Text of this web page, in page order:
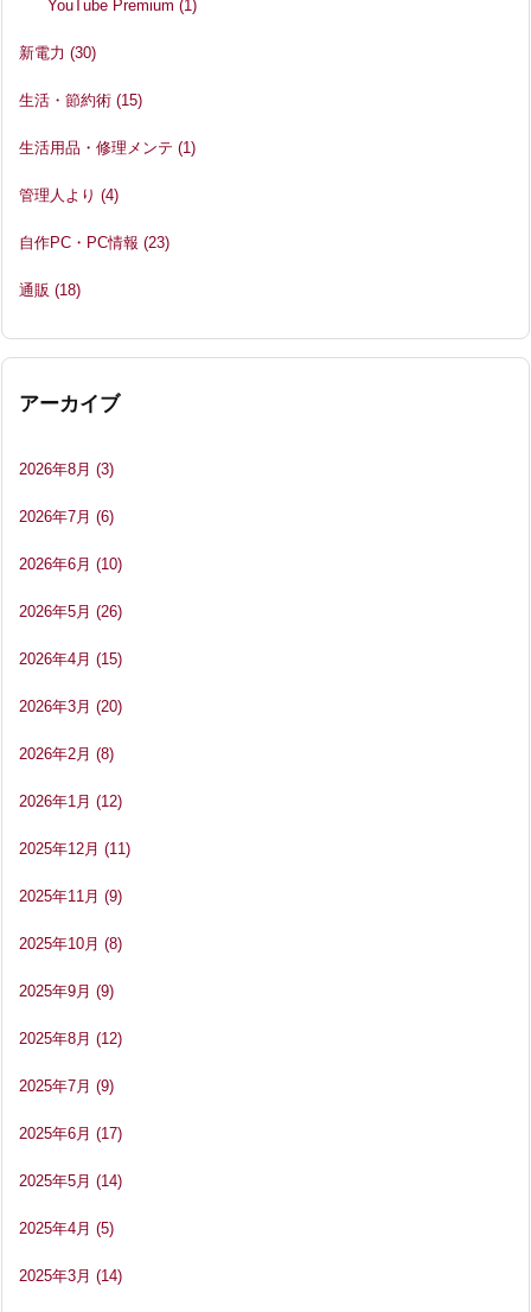
YouTube Premium(1)
新電力 (30)
生活・節約術 (15)
生活用品・修理メンテ (1)
管理人より (4)
自作PC・PC情報 (23)
通販 (18)
アーカイブ
2026年8月 (3)
2026年7月 (6)
2026年6月 (10)
2026年5月 (26)
2026年4月 (15)
2026年3月 (20)
2026年2月 (8)
2026年1月 (12)
2025年12月 (11)
2025年11月 (9)
2025年10月 (8)
2025年9月 (9)
2025年8月 (12)
2025年7月 (9)
2025年6月 (17)
2025年5月 (14)
2025年4月 (5)
2025年3月 (14)